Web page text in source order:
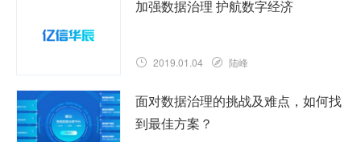
加强数据治理 护航数字经济
2019.01.04 陆峰
面对数据治理的挑战及难点，如何找
到最佳方案？